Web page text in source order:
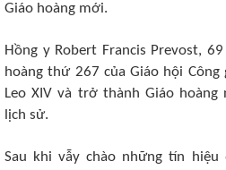
Giáo hoàng mới.
Hồng y Robert Francis Prevost,
hoàng thứ 267 của Giáo hội Công
Leo XIV và trở thành Giáo
lịch sử.
Sau khi vẫy chào những tín hiệu